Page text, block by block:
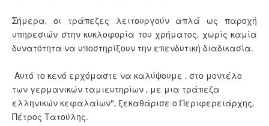
Σήμερα, οι τράπεζες λειτουργούν απλά ως παροχή
υπηρεσιών στην κυκλοφορία του χρήματος, χωρίς καμία
δυνατότητα να υποστηρίξουν την επενδυτική διαδικασία.
Αυτό το κενό ερχόμαστε να καλύψουμε , στο μοντέλο
των γερμανικών ταμιευτηρίων , με μια τράπεζα
ελληνικών κεφαλαίων", ξεκαθάρισε ο Περιφερειάρχης,
Πέτρος Τατούλης.